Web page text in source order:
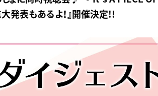
発表もあるよ！』開催決定!!